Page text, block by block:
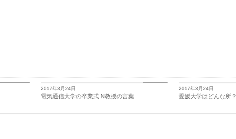
2017年3月24日
電気通信大学の卒業式 N教授の言葉
2017年3月24日
愛媛大学はどんな所？